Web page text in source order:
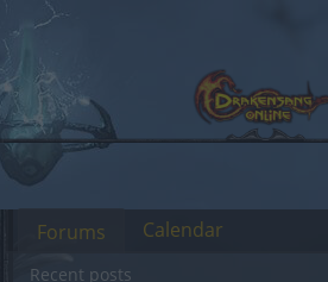
Forums
Recent posts
Calendar